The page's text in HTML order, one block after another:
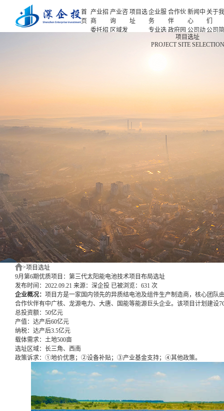
首
页
产业招
商
委托招
产业咨
询
区域发
专题研
究
项目选
址
企业服
务
专业选
项目申
合作伙
伴
政府园
企业客
新闻中
心
公司动
态
产业观
关于
们
公司
人力
新闻中心
项目选址
PROJECT SITE SELECTION
>项目选址
9月第6期优质项目：第三代太阳能电池技术项目布局选址
发布时间：2022.09.21 来源：深企投 已被浏览：631 次
企业概况： 项目方是一家国内领先的异质结电池及组件生产制造商，核心团队
合作伙伴有中广核、龙源电力、大唐、国能等能源巨头企业。该项目计划建设
总投资额： 50亿元
产值： 达产后60亿元
纳税： 达产后3.5亿元
载体需求： 土地500亩
选址区域： 长三角、西南
政策诉求： ①地价优惠；②设备补贴；③产业基金支持；④其他政策。